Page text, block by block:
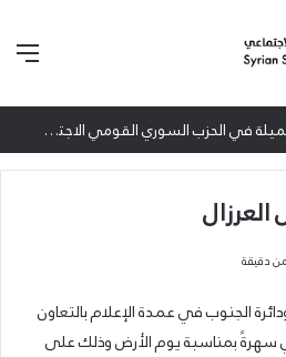
عمدة الثقافة والفنون الجميلة في الحزب السوري القومي الاجتماعي تعلن نتائج الدورة الخامسة من جائزة أنطون سعاده الأدبية
دقيقة
الجنوب في عمدة الإعلام بالتعاون
سهرةً بمناسبة يوم الأرض وذلك على